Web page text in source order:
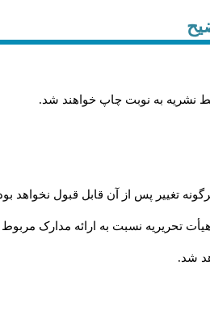
نشريه به نوبت چاپ خواهند شد.
تغییر پس از آن قابل قبول نخواهد
تحریریه نسبت به ارائه مدارک مربوط
شد.